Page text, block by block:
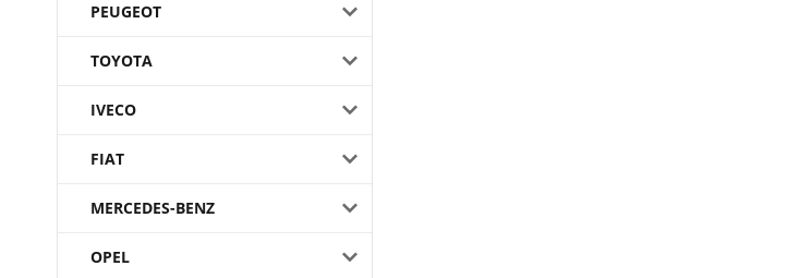
PEUGEOT
TOYOTA
IVECO
FIAT
MERCEDES-BENZ
OPEL